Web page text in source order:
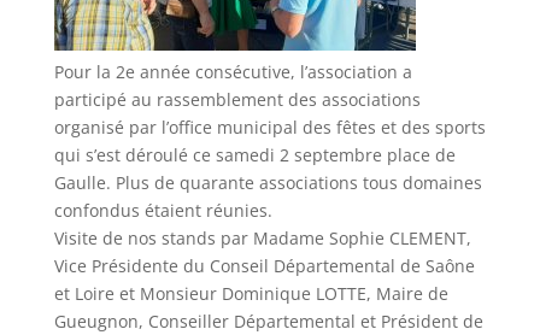
Pour la 2e année consécutive, l’association a
participé au rassemblement des associations
organisé par l’office municipal des fêtes et des sports
qui s’est déroulé ce samedi 2 septembre place de
Gaulle. Plus de quarante associations tous domaines
confondus étaient réunies.
Visite de nos stands par Madame Sophie CLEMENT,
Vice Présidente du Conseil Départemental de Saône
et Loire et Monsieur Dominique LOTTE, Maire de
Gueugnon, Conseiller Départemental et Président de